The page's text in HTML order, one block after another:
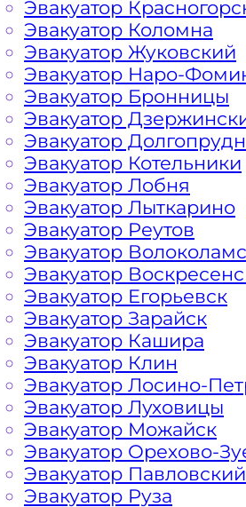
от 4500 рублей
ЗА КИЛОМЕТР
Эвакуатор
Эвакуатор Коломна
Эвакуатор Жуковский
Эвакуатор Наро-
Эвакуатор Бронницы
Эвакуатор
Эвакуатор
Эвакуатор Котельники
Эвакуатор Лобня
Эвакуатор Лыткарино
Эвакуатор Реутов
Эвакуатор
Эвакуатор
Эвакуатор Егорьевск
Эвакуатор Зарайск
Эвакуатор Кашира
Эвакуатор Клин
Эвакуатор Лосино-
Эвакуатор Луховицы
Эвакуатор Можайск
Эвакуатор Орехово-
Эвакуатор
Эвакуатор Руза